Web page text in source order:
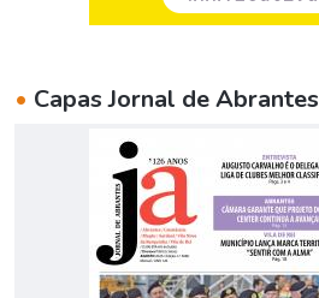
• Capas Jornal de Abrantes